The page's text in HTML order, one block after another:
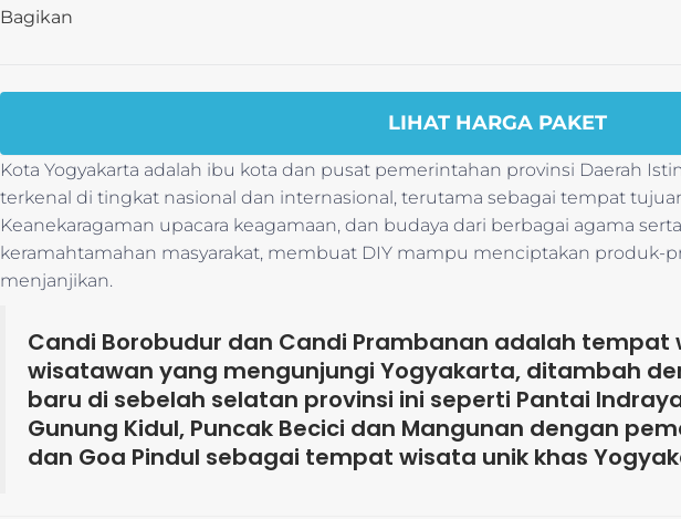
Bagikan
LIHAT HARGA PAKET
Kota Yogyakarta adalah ibu kota dan pusat pemerintahan provinsi Daerah
terkenal di tingkat nasional dan internasional, terutama sebagai tempat
Keanekaragaman upacara keagamaan, dan budaya dari berbagai agama
keramahtamahan masyarakat, membuat DIY mampu menciptakan produk-
menjanjikan.
Candi Borobudur dan Candi Prambanan adalah
wisatawan yang mengunjungi Yogyakarta, ditambah
baru di sebelah selatan provinsi ini seperti Pantai
Gunung Kidul, Puncak Becici dan Mangunan dengan
dan Goa Pindul sebagai tempat wisata unik khas